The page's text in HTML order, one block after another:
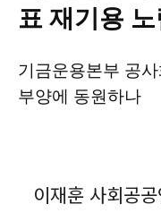
표 재기용
기금운용본부 공
부양에 동원하나
이재훈 사회공